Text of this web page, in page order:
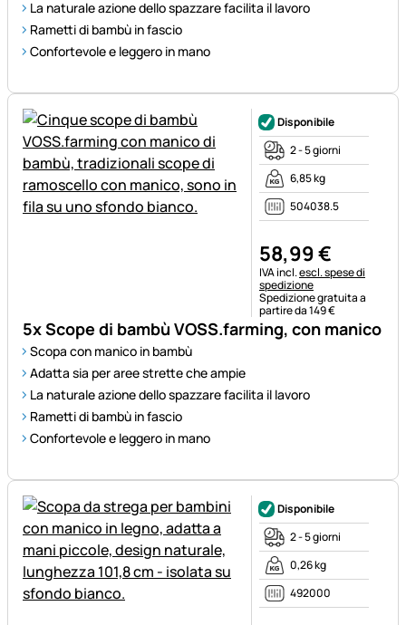
La naturale azione dello spazzare facilita il lavoro
Rametti di bambù in fascio
Confortevole e leggero in mano
5x Scope di bambù VOSS.farming, con manico
Scopa con manico in bambù
Adatta sia per aree strette che ampie
La naturale azione dello spazzare facilita il lavoro
Rametti di bambù in fascio
Confortevole e leggero in mano
Disponibile
2 - 5 giorni
6,85 kg
504038.5
58,99€
Informazioni fiscali:
IVA incl.escl. spese di
spedizione
Spedizione gratuita a
partire da 149 €
Disponibile
2 - 5 giorni
0,26 kg
492000